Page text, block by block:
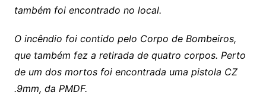
também foi encontrado no local.
O incêndio foi contido pelo Corpo de Bombeiros,
que também fez a retirada de quatro corpos. Perto
de um dos mortos foi encontrada uma pistola CZ
.9mm, da PMDF.